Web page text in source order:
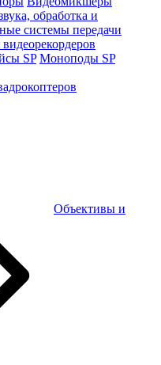
обработка и
системы передачи
SP Моноподы SP
Объективы и